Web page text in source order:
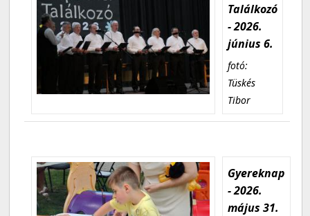
Találkozó
- 2026.
június 6.
fotó:
Tüskés
Tibor
Gyereknap
- 2026.
május 31.